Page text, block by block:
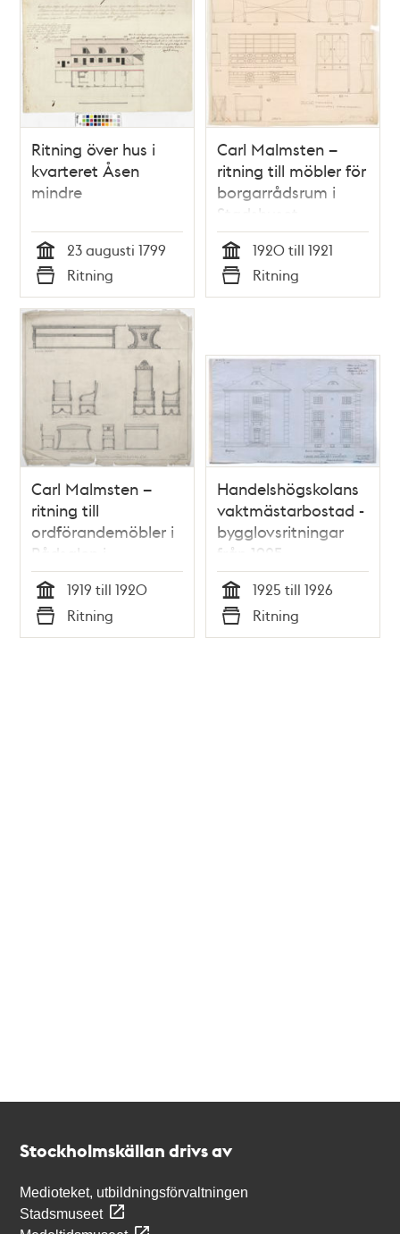
Ritning över hus i
kvarteret Åsen
mindre
Tid
23 augusti 1799
Typ
Ritning
Carl Malmsten –
ritning till möbler för
borgarrådsrum i
Stadshuset
Tid
1920 till 1921
Typ
Ritning
Carl Malmsten –
ritning till
ordförandemöbler i
Rådsalen i
Stadshuset
Tid
1919 till 1920
Typ
Ritning
Handelshögskolans
vaktmästarbostad -
bygglovsritningar
från 1925
Tid
1925 till 1926
Typ
Ritning
Stockholmskällan drivs av
Medioteket, utbildningsförvaltningen
Stadsmuseet